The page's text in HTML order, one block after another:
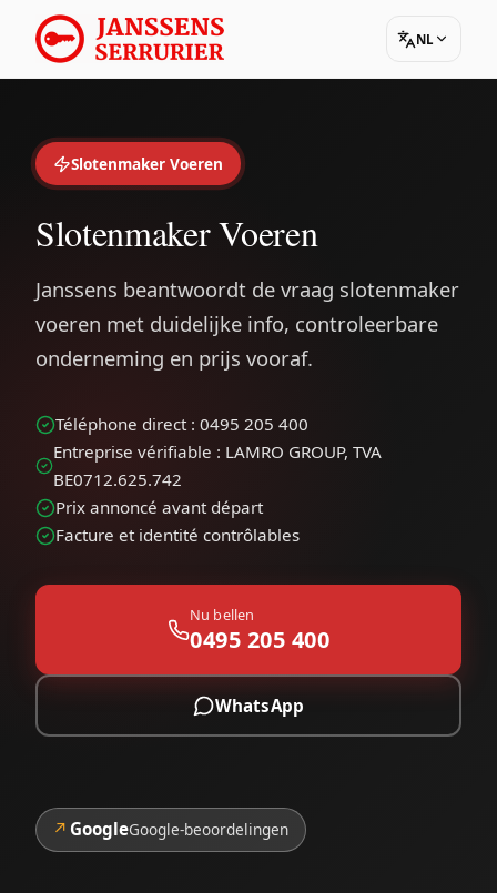
NL
Slotenmaker Voeren
Slotenmaker Voeren
Janssens beantwoordt de vraag slotenmaker
voeren met duidelijke info, controleerbare
onderneming en prijs vooraf.
Téléphone direct : 0495 205 400
Entreprise vérifiable : LAMRO GROUP, TVA
BE0712.625.742
Prix annoncé avant départ
Facture et identité contrôlables
Nu bellen
0495 205 400
WhatsApp
↗ GoogleGoogle-beoordelingen